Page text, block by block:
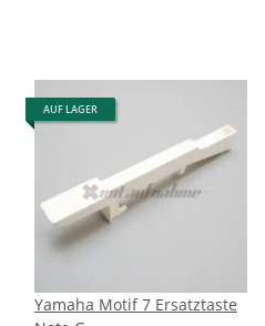
AUF LAGER
Yamaha Motif 7 Ersatztaste